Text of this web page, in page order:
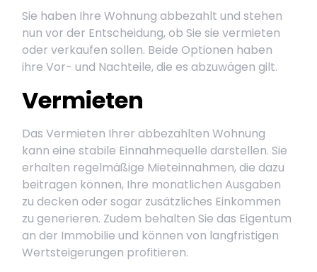
Sie haben Ihre Wohnung abbezahlt und stehen
nun vor der Entscheidung, ob Sie sie vermieten
oder verkaufen sollen. Beide Optionen haben
ihre Vor- und Nachteile, die es abzuwägen gilt.
Vermieten
Das Vermieten Ihrer abbezahlten Wohnung
kann eine stabile Einnahmequelle darstellen. Sie
erhalten regelmäßige Mieteinnahmen, die dazu
beitragen können, Ihre monatlichen Ausgaben
zu decken oder sogar zusätzliches Einkommen
zu generieren. Zudem behalten Sie das Eigentum
an der Immobilie und können von langfristigen
Wertsteigerungen profitieren.